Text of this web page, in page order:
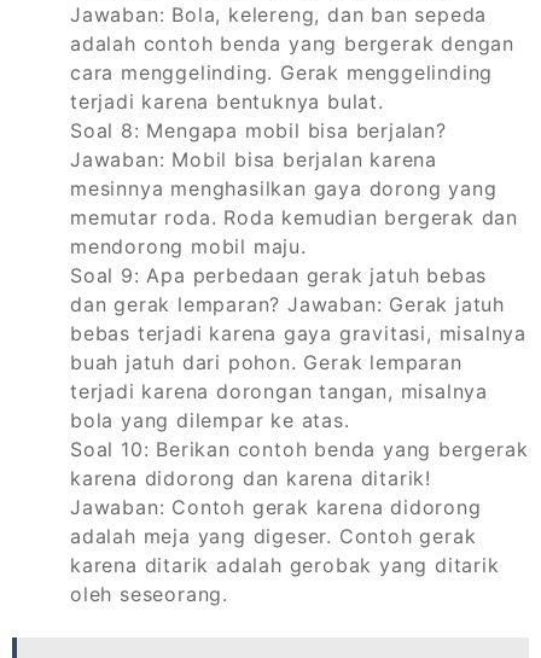
Jawaban: Bola, kelereng, dan ban sepeda
adalah contoh benda yang bergerak dengan
cara menggelinding. Gerak menggelinding
terjadi karena bentuknya bulat.
Soal 8: Mengapa mobil bisa berjalan?
Jawaban: Mobil bisa berjalan karena
mesinnya menghasilkan gaya dorong yang
memutar roda. Roda kemudian bergerak dan
mendorong mobil maju.
Soal 9: Apa perbedaan gerak jatuh bebas
dan gerak lemparan? Jawaban: Gerak jatuh
bebas terjadi karena gaya gravitasi, misalnya
buah jatuh dari pohon. Gerak lemparan
terjadi karena dorongan tangan, misalnya
bola yang dilempar ke atas.
Soal 10: Berikan contoh benda yang bergerak
karena didorong dan karena ditarik!
Jawaban: Contoh gerak karena didorong
adalah meja yang digeser. Contoh gerak
karena ditarik adalah gerobak yang ditarik
oleh seseorang.